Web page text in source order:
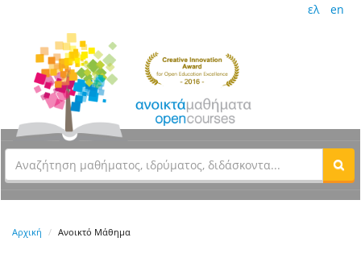
ελ en
Αρχική Ανοικτό Μάθημα